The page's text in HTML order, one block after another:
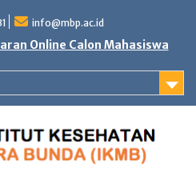
info@mbp.ac.id
Online Calon Mahasiswa